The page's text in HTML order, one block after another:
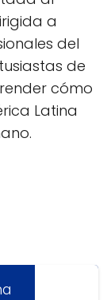
a
del
de
cómo
Latina